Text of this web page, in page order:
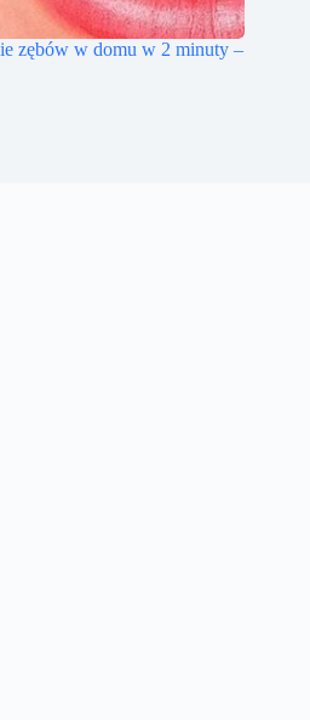
zębów w domu w 2 minuty –